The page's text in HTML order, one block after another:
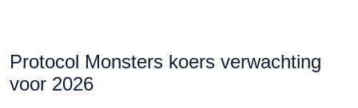
Protocol Monsters koers verwachting
voor 2026